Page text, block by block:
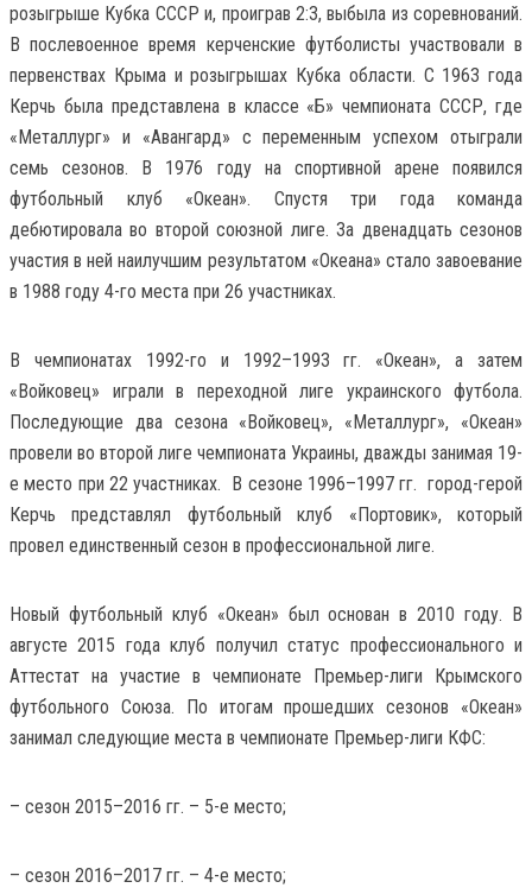
розыгрыше Кубка СССР и, проиграв 2:3, выбыла из соревнований.
В послевоенное время керченские футболисты участвовали в
первенствах Крыма и розыгрышах Кубка области. С 1963 года
Керчь была представлена в классе «Б» чемпионата СССР, где
«Металлург» и «Авангард» с переменным успехом отыграли
семь сезонов. В 1976 году на спортивной арене появился
футбольный клуб «Океан». Спустя три года команда
дебютировала во второй союзной лиге. За двенадцать сезонов
участия в ней наилучшим результатом «Океана» стало завоевание
в 1988 году 4-го места при 26 участниках.
В чемпионатах 1992-го и 1992–1993 гг. «Океан», а затем
«Войковец» играли в переходной лиге украинского футбола.
Последующие два сезона «Войковец», «Металлург», «Океан»
провели во второй лиге чемпионата Украины, дважды занимая 19-
е место при 22 участниках. В сезоне 1996–1997 гг. город-герой
Керчь представлял футбольный клуб «Портовик», который
провел единственный сезон в профессиональной лиге.
Новый футбольный клуб «Океан» был основан в 2010 году. В
августе 2015 года клуб получил статус профессионального и
Аттестат на участие в чемпионате Премьер-лиги Крымского
футбольного Союза. По итогам прошедших сезонов «Океан»
занимал следующие места в чемпионате Премьер-лиги КФС:
– сезон 2015–2016 гг. – 5-е место;
– сезон 2016–2017 гг. – 4-е место;